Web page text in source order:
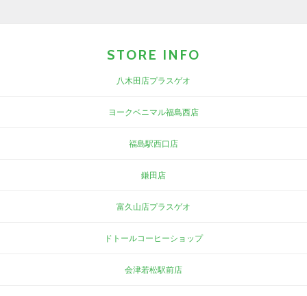
STORE INFO
八木田店プラスゲオ
ヨークベニマル福島西店
福島駅西口店
鎌田店
富久山店プラスゲオ
ドトールコーヒーショップ
会津若松駅前店